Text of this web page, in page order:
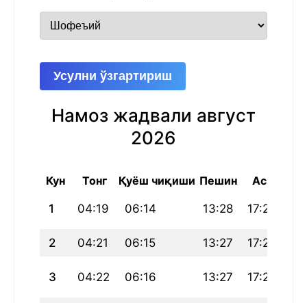
Усулни ўзгартириш
Намоз жадвали август
2026
Кун Тонг Қуёш чиқиши Пешин Аср
1 04:19 06:14 13:28 17:24
2 04:21 06:15 13:27 17:24
3 04:22 06:16 13:27 17:24